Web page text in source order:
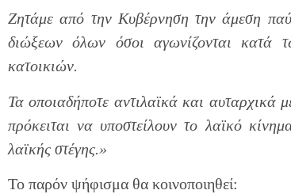
Ζητάμε από την Κυβέρνηση την άμεση
διώξεων όλων όσοι αγωνίζονται κατά
κατοικιών.
Τα οποιαδήποτε αντιλαϊκά και αυταρχικά
πρόκειται να υποστείλουν το λαϊκό
λαϊκής στέγης.»
Το παρόν ψήφισμα θα κοινοποιηθεί: